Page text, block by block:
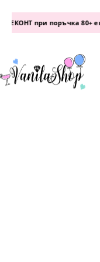
при поръчка 80+ евро